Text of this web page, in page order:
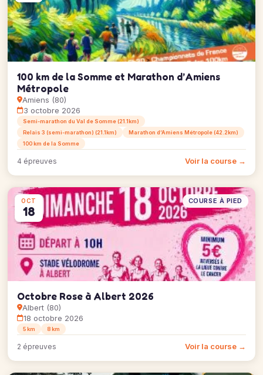
100 km de la Somme et Marathon d’Amiens
Métropole
Amiens (80)
3 octobre 2026
Semi-marathon du Val de Somme (21.1km)
Relais 3 (semi-marathon) (21.1km)
Marathon d’Amiens Métropole (42.2km)
100 km de la Somme
4 épreuves Voir la course →
OCT
18
COURSE À PIED
Octobre Rose à Albert 2026
Albert (80)
18 octobre 2026
5 km 8 km
2 épreuves Voir la course →